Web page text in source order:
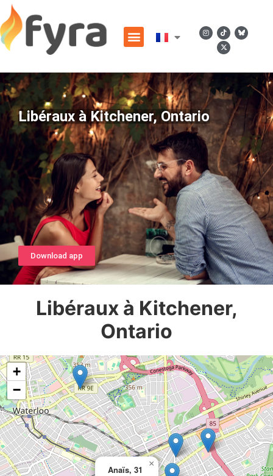
Libéraux à Kitchener, Ontario
Download app
Libéraux à Kitchener,
Ontario
Anaïs, 31
×
+
−